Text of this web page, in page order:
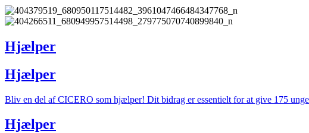
Hjælper
Hjælper
Bliv en del af CICERO som hjælper! Dit bidrag er essentielt for at give 175
Hjælper